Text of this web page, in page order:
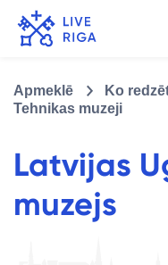
Apmeklē Ko
Tehnikas muzeji
Latvijas
muzejs